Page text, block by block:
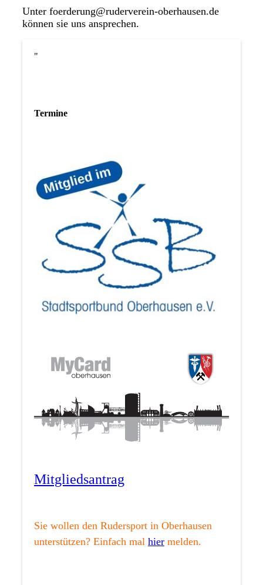
Unter foerderung@ruderverein-oberhausen.de
können sie uns ansprechen.
"
Termine
Mitgliedsantrag
Sie wollen den Rudersport in Oberhausen
unterstützen? Einfach mal hiermelden.